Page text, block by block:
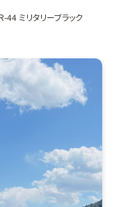
ミリタリーブラック